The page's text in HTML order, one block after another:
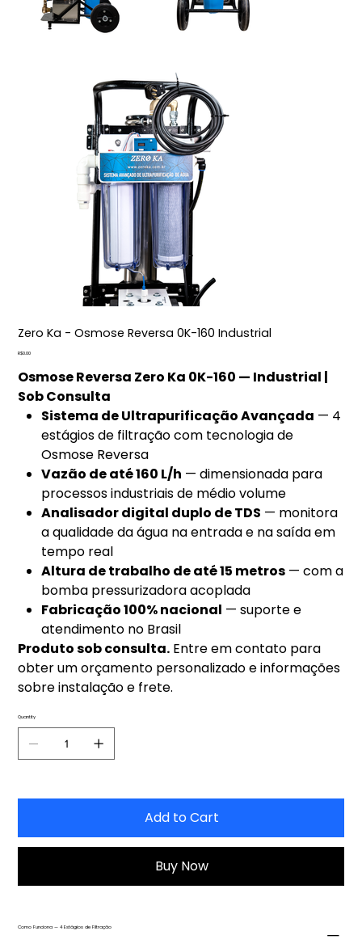
Zero Ka - Osmose Reversa 0K-160 Industrial
Price
R$0.00
Osmose Reversa Zero Ka 0K-160 — Industrial |
Sob Consulta
Sistema de Ultrapurificação Avançada — 4
estágios de filtração com tecnologia de
Osmose Reversa
Vazão de até 160 L/h — dimensionada para
processos industriais de médio volume
Analisador digital duplo de TDS — monitora
a qualidade da água na entrada e na saída em
tempo real
Altura de trabalho de até 15 metros — com a
bomba pressurizadora acoplada
Fabricação 100% nacional — suporte e
atendimento no Brasil
Produto sob consulta. Entre em contato para
obter um orçamento personalizado e informações
sobre instalação e frete.
Quantity
Add to Cart
Buy Now
Como Funciona — 4 Estágios de Filtração